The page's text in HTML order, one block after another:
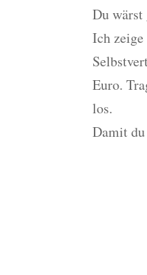
Du wärst
Ich
Euro.
los.
Damit du